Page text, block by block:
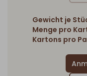
Gewicht je
Menge pro
Kartons pro